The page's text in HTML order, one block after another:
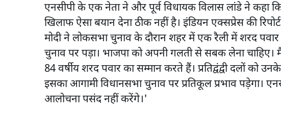
एनसीपी के एक नेता ने और पूर्व विधायक विलास लांडे ने कहा कि
खिलाफ ऐसा बयान देना ठीक नहीं है। इंडियन एक्सप्रेस की
मोदी ने लोकसभा चुनाव के दौरान शहर में एक रैली में शरद
चुनाव पर पड़ा। भाजपा को अपनी गलती से सबक लेना
84 वर्षीय शरद पवार का सम्मान करते हैं। प्रतिद्वंद्वी दलों को
इसका आगामी विधानसभा चुनाव पर प्रतिकूल प्रभाव पड़ेगा।
आलोचना पसंद नहीं करेंगे।'